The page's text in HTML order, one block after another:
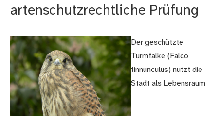
artenschutzrechtliche Prüfung
Der geschützte
Turmfalke (Falco
tinnunculus) nutzt die
Stadt als Lebensraum